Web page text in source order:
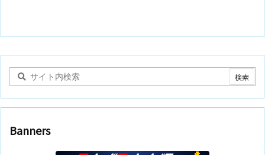
Banners